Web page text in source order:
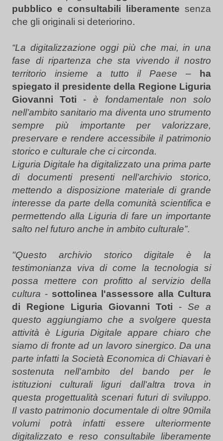
pubblico e consultabili liberamente senza
che gli originali si deteriorino.
“La digitalizzazione oggi più che mai, in una
fase di ripartenza che sta vivendo il nostro
territorio insieme a tutto il Paese – ha
spiegato il presidente della Regione Liguria
Giovanni Toti - è fondamentale non solo
nell’ambito sanitario ma diventa uno strumento
sempre più importante per valorizzare,
preservare e rendere accessibile il patrimonio
storico e culturale che ci circonda.
Liguria Digitale ha digitalizzato una prima parte
di documenti presenti nell’archivio storico,
mettendo a disposizione materiale di grande
interesse da parte della comunità scientifica e
permettendo alla Liguria di fare un importante
salto nel futuro anche in ambito culturale”.
"Questo archivio storico digitale è la
testimonianza viva di come la tecnologia si
possa mettere con profitto al servizio della
cultura - sottolinea l'assessore alla Cultura
di Regione Liguria Giovanni Toti - Se a
questo aggiungiamo che a svolgere questa
attività è Liguria Digitale appare chiaro che
siamo di fronte ad un lavoro sinergico. Da una
parte infatti la Società Economica di Chiavari è
sostenuta nell'ambito del bando per le
istituzioni culturali liguri dall'altra trova in
questa progettualità scenari futuri di sviluppo.
Il vasto patrimonio documentale di oltre 90mila
volumi potrà infatti essere ulteriormente
digitalizzato e reso consultabile liberamente